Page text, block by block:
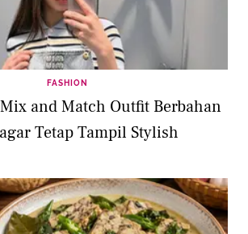
FASHION
and Match Outfit Berbahan
Tetap Tampil Stylish